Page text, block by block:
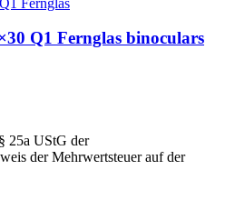
Q1 Fernglas binoculars
25a UStG der
der Mehrwertsteuer auf der